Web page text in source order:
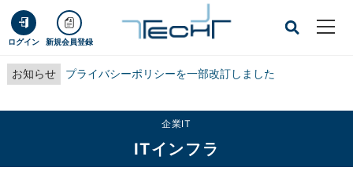
ログイン 新規会員登録
お知らせ プライバシーポリシーを一部改訂しました
企業IT
ITインフラ